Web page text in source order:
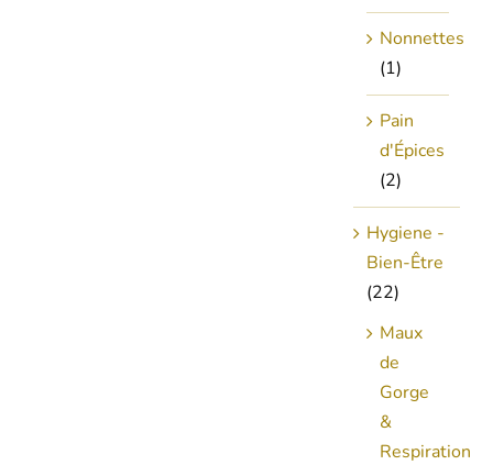
Nonnettes
(1)
Pain
d'Épices
(2)
Hygiene -
Bien-Être
(22)
Maux
de
Gorge
&
Respiration